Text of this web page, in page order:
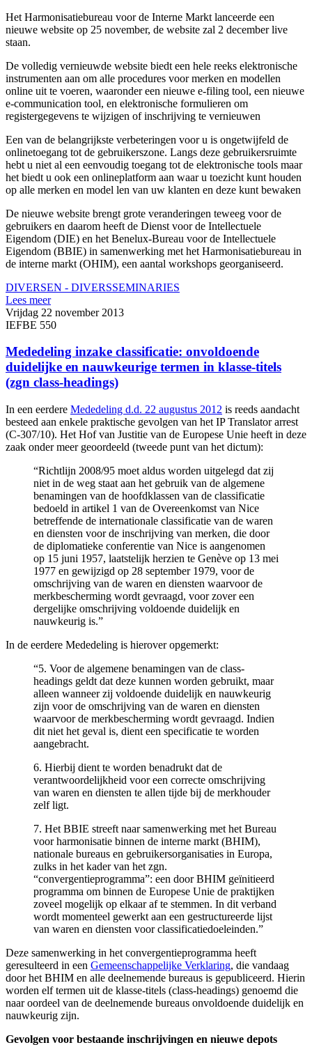
Het Harmonisatiebureau voor de Interne Markt lanceerde een
nieuwe website op 25 november, de website zal 2 december live
staan.
De volledig vernieuwde website biedt een hele reeks elektronische
instrumenten aan om alle procedures voor merken en modellen
online uit te voeren, waaronder een nieuwe e-filing tool, een nieuwe
e-communication tool, en elektronische formulieren om
registergegevens te wijzigen of inschrijving te vernieuwen
Een van de belangrijkste verbeteringen voor u is ongetwijfeld de
onlinetoegang tot de gebruikerszone. Langs deze gebruikersruimte
hebt u niet al een eenvoudig toegang tot de elektronische tools maar
het biedt u ook een onlineplatform aan waar u toezicht kunt houden
op alle merken en model len van uw klanten en deze kunt bewaken
De nieuwe website brengt grote veranderingen teweeg voor de
gebruikers en daarom heeft de Dienst voor de Intellectuele
Eigendom (DIE) en het Benelux-Bureau voor de Intellectuele
Eigendom (BBIE) in samenwerking met het Harmonisatiebureau in
de interne markt (OHIM), een aantal workshops georganiseerd.
DIVERSEN - DIVERSSEMINARIES
Lees meer
Vrijdag 22 november 2013
IEFBE 550
Mededeling inzake classificatie: onvoldoende
duidelijke en nauwkeurige termen in klasse-titels
(zgn class-headings)
In een eerdere Mededeling d.d. 22 augustus 2012 is reeds aandacht
besteed aan enkele praktische gevolgen van het IP Translator arrest
(C-307/10). Het Hof van Justitie van de Europese Unie heeft in deze
zaak onder meer geoordeeld (tweede punt van het dictum):
“Richtlijn 2008/95 moet aldus worden uitgelegd dat zij
niet in de weg staat aan het gebruik van de algemene
benamingen van de hoofdklassen van de classificatie
bedoeld in artikel 1 van de Overeenkomst van Nice
betreffende de internationale classificatie van de waren
en diensten voor de inschrijving van merken, die door
de diplomatieke conferentie van Nice is aangenomen
op 15 juni 1957, laatstelijk herzien te Genève op 13 mei
1977 en gewijzigd op 28 september 1979, voor de
omschrijving van de waren en diensten waarvoor de
merkbescherming wordt gevraagd, voor zover een
dergelijke omschrijving voldoende duidelijk en
nauwkeurig is.”
In de eerdere Mededeling is hierover opgemerkt:
“5. Voor de algemene benamingen van de class-
headings geldt dat deze kunnen worden gebruikt, maar
alleen wanneer zij voldoende duidelijk en nauwkeurig
zijn voor de omschrijving van de waren en diensten
waarvoor de merkbescherming wordt gevraagd. Indien
dit niet het geval is, dient een specificatie te worden
aangebracht.
6. Hierbij dient te worden benadrukt dat de
verantwoordelijkheid voor een correcte omschrijving
van waren en diensten te allen tijde bij de merkhouder
zelf ligt.
7. Het BBIE streeft naar samenwerking met het Bureau
voor harmonisatie binnen de interne markt (BHIM),
nationale bureaus en gebruikersorganisaties in Europa,
zulks in het kader van het zgn.
“convergentieprogramma”: een door BHIM geïnitieerd
programma om binnen de Europese Unie de praktijken
zoveel mogelijk op elkaar af te stemmen. In dit verband
wordt momenteel gewerkt aan een gestructureerde lijst
van waren en diensten voor classificatiedoeleinden.”
Deze samenwerking in het convergentieprogramma heeft
geresulteerd in een Gemeenschappelijke Verklaring, die vandaag
door het BHIM en alle deelnemende bureaus is gepubliceerd. Hierin
worden elf termen uit de klasse-titels (class-headings) genoemd die
naar oordeel van de deelnemende bureaus onvoldoende duidelijk en
nauwkeurig zijn.
Gevolgen voor bestaande inschrijvingen en nieuwe depots